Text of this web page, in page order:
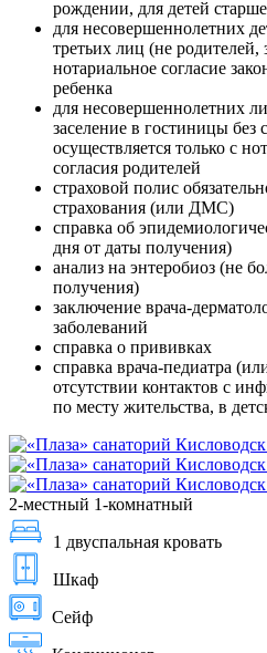
рождении, для детей
для несовершеннолетних
третьих лиц (не
нотариальное согласие
ребенка
для несовершеннолетних
заселение в гостиницы
осуществляется только с
согласия родителей
страховой полис
страхования (или ДМС)
справка об
дня от даты получения)
анализ на энтеробиоз (не
получения)
заключение врача-
заболеваний
справка о прививках
справка врача-педиатра
отсутствии контактов с
по месту жительства, в
2-местный 1-комнатный
1 двуспальная кровать
Шкаф
Сейф